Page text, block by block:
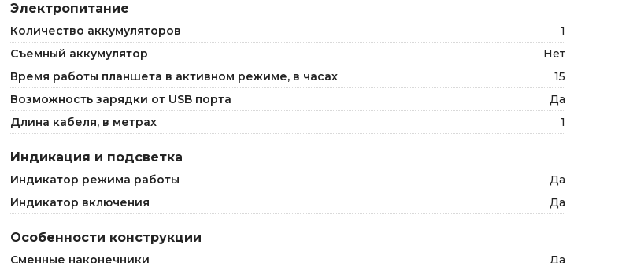
Электропитание
Количество аккумуляторов
1
Съемный аккумулятор
Нет
Время работы планшета в активном режиме, в часах
15
Возможность зарядки от USB порта
Да
Длина кабеля, в метрах
1
Индикация и подсветка
Индикатор режима работы
Да
Индикатор включения
Да
Особенности конструкции
Сменные наконечники
Да